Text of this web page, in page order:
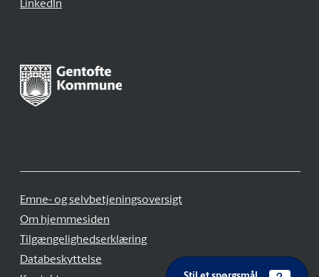
LinkedIn
Emne- og selvbetjeningsoversigt
Om hjemmesiden
Tilgængelighedserklæring
Databeskyttelse